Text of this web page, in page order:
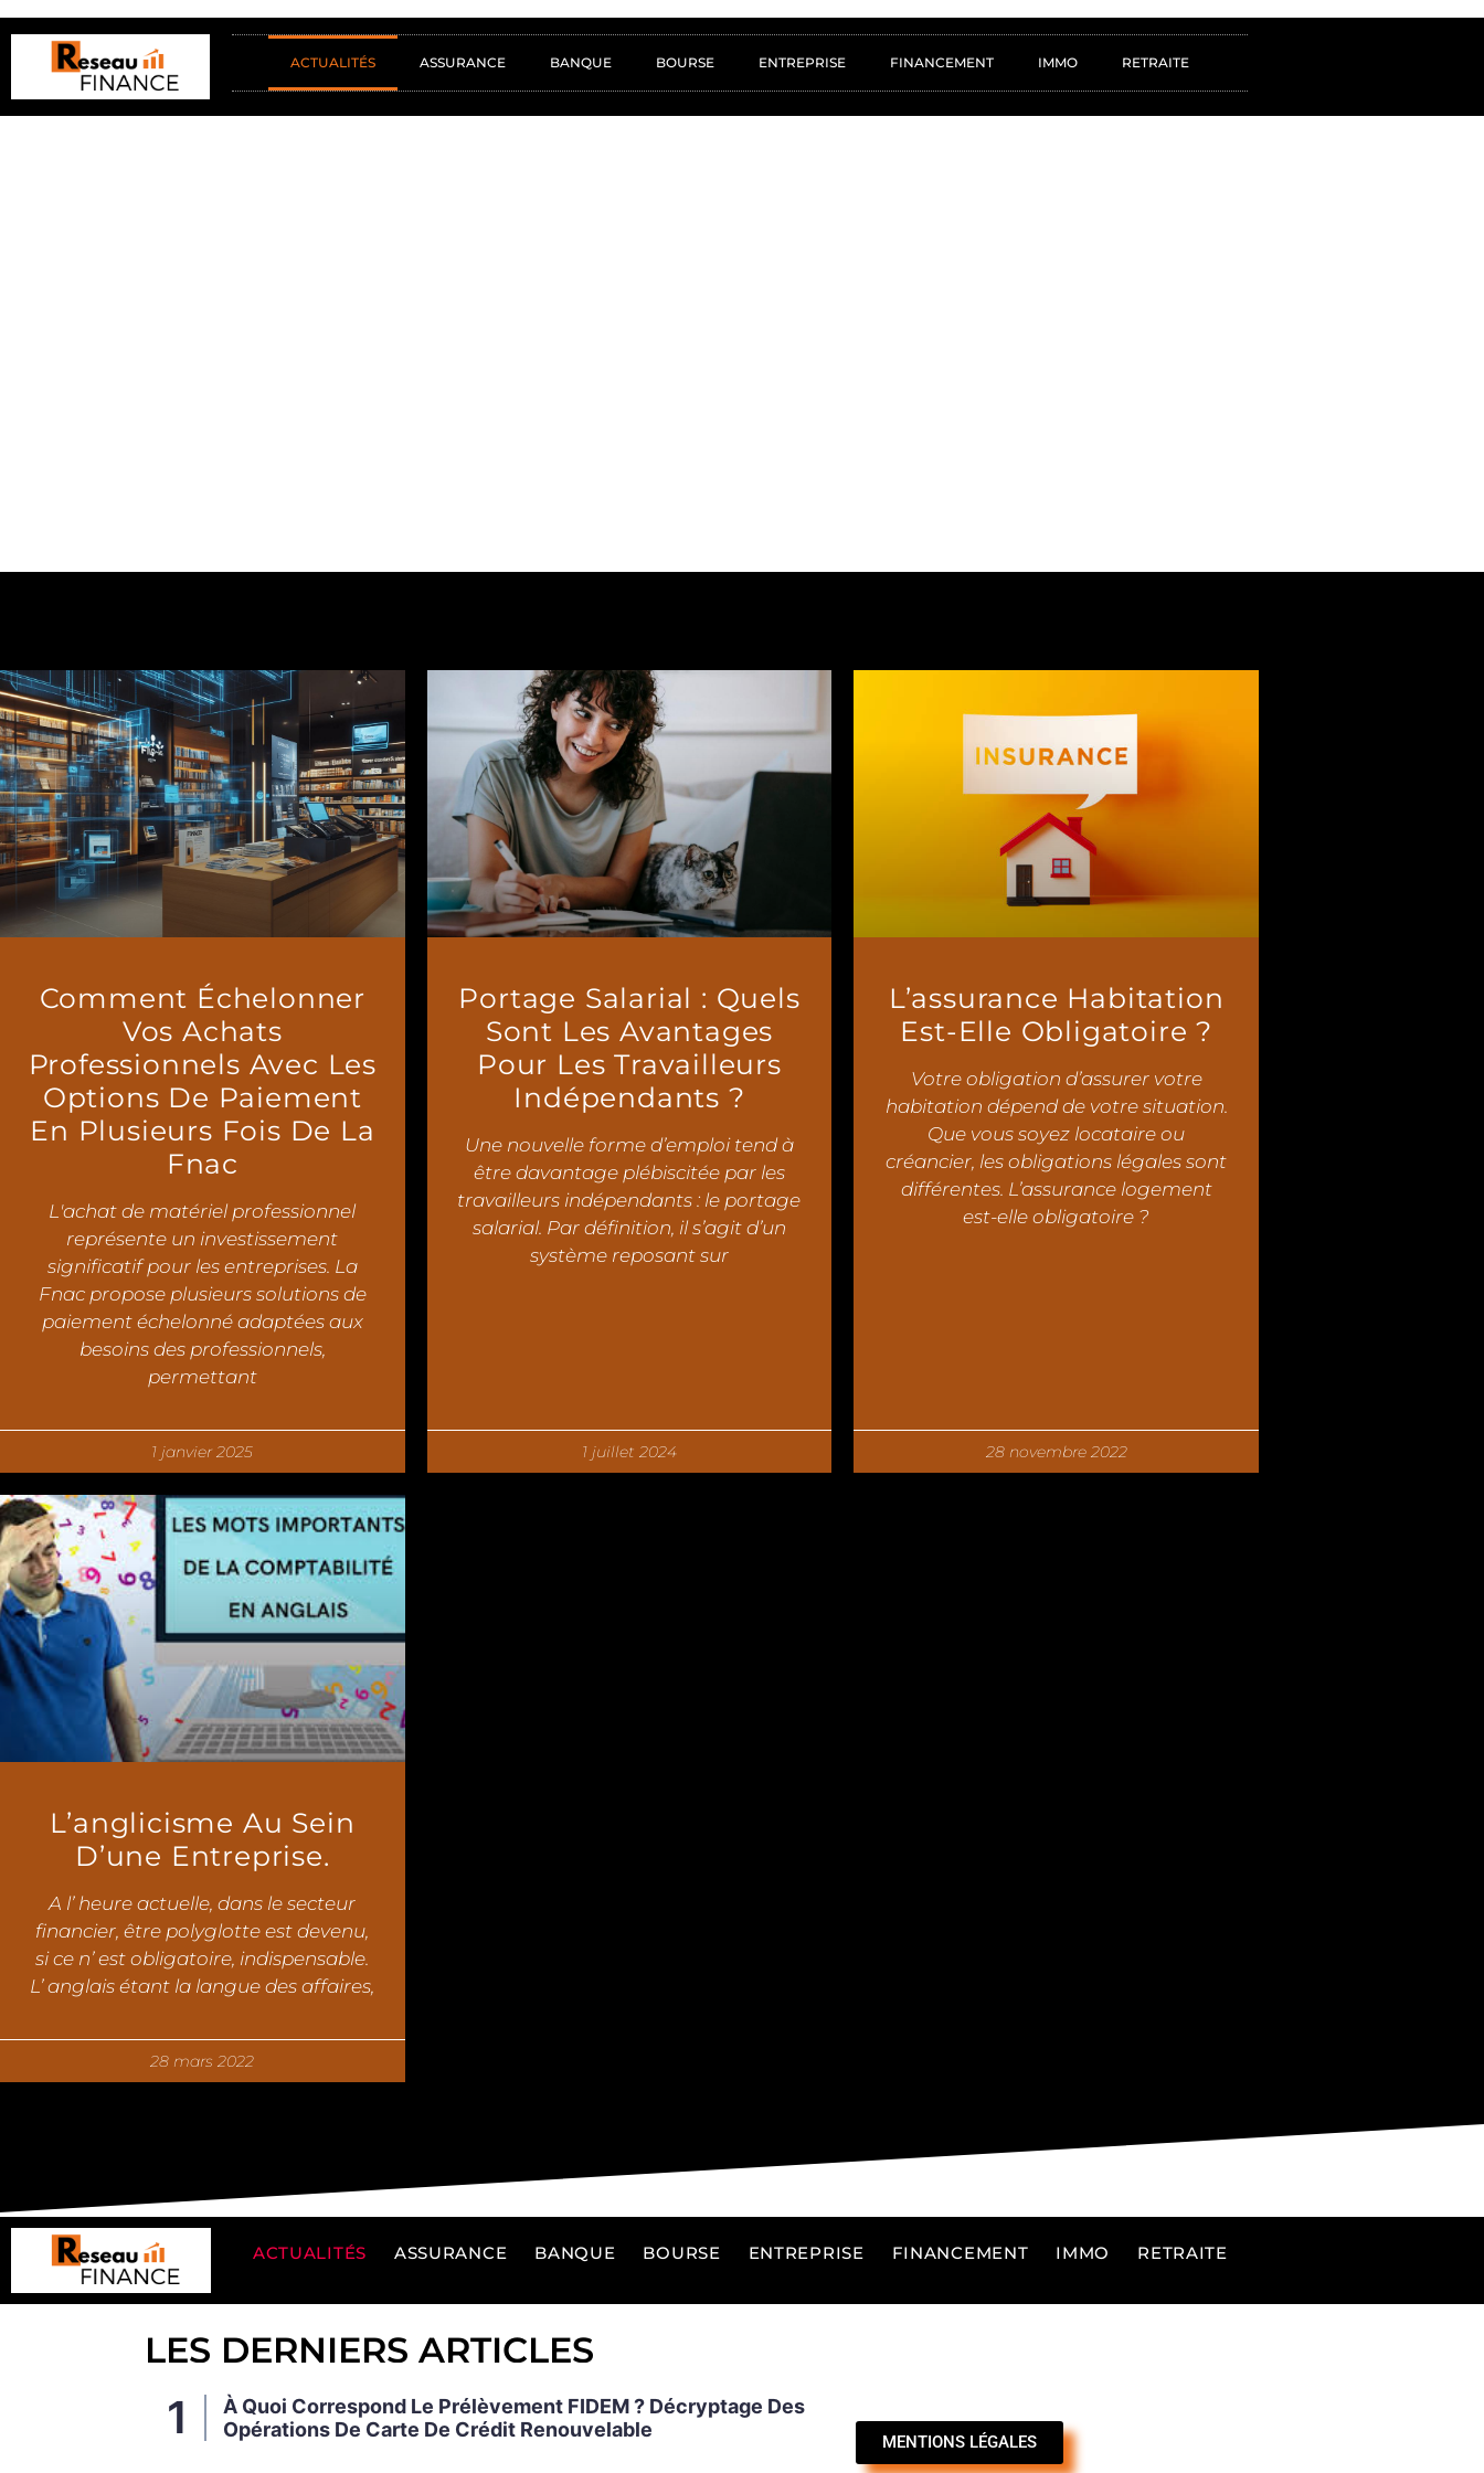
ACTUALITÉS ASSURANCE BANQUE BOURSE ENTREPRISE FINANCEMENT IMMO RETRAITE
Comment Échelonner
Vos Achats
Professionnels Avec Les
Options De Paiement
En Plusieurs Fois De La
Fnac
L'achat de matériel professionnel
représente un investissement
significatif pour les entreprises. La
Fnac propose plusieurs solutions de
paiement échelonné adaptées aux
besoins des professionnels,
permettant
1 janvier 2025
Portage Salarial : Quels
Sont Les Avantages
Pour Les Travailleurs
Indépendants ?
Une nouvelle forme d’emploi tend à
être davantage plébiscitée par les
travailleurs indépendants : le portage
salarial. Par définition, il s’agit d’un
système reposant sur
1 juillet 2024
L’assurance Habitation
Est-Elle Obligatoire ?
Votre obligation d’assurer votre
habitation dépend de votre situation.
Que vous soyez locataire ou
créancier, les obligations légales sont
différentes. L’assurance logement
est-elle obligatoire ?
28 novembre 2022
L’anglicisme Au Sein
D’une Entreprise.
A l’ heure actuelle, dans le secteur
financier, être polyglotte est devenu,
si ce n’ est obligatoire, indispensable.
L’ anglais étant la langue des affaires,
28 mars 2022
ACTUALITÉS ASSURANCE BANQUE BOURSE ENTREPRISE FINANCEMENT IMMO RETRAITE
LES DERNIERS ARTICLES
À Quoi Correspond Le Prélèvement FIDEM ? Décryptage Des
Opérations De Carte De Crédit Renouvelable
MENTIONS LÉGALES